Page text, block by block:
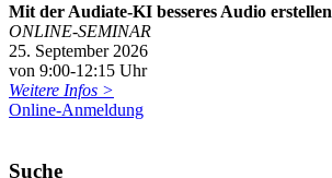
Mit der Audiate-KI besseres Audio erstellen
ONLINE-SEMINAR
25. September 2026
von 9:00-12:15 Uhr
Weitere Infos >
Online-Anmeldung
Suche